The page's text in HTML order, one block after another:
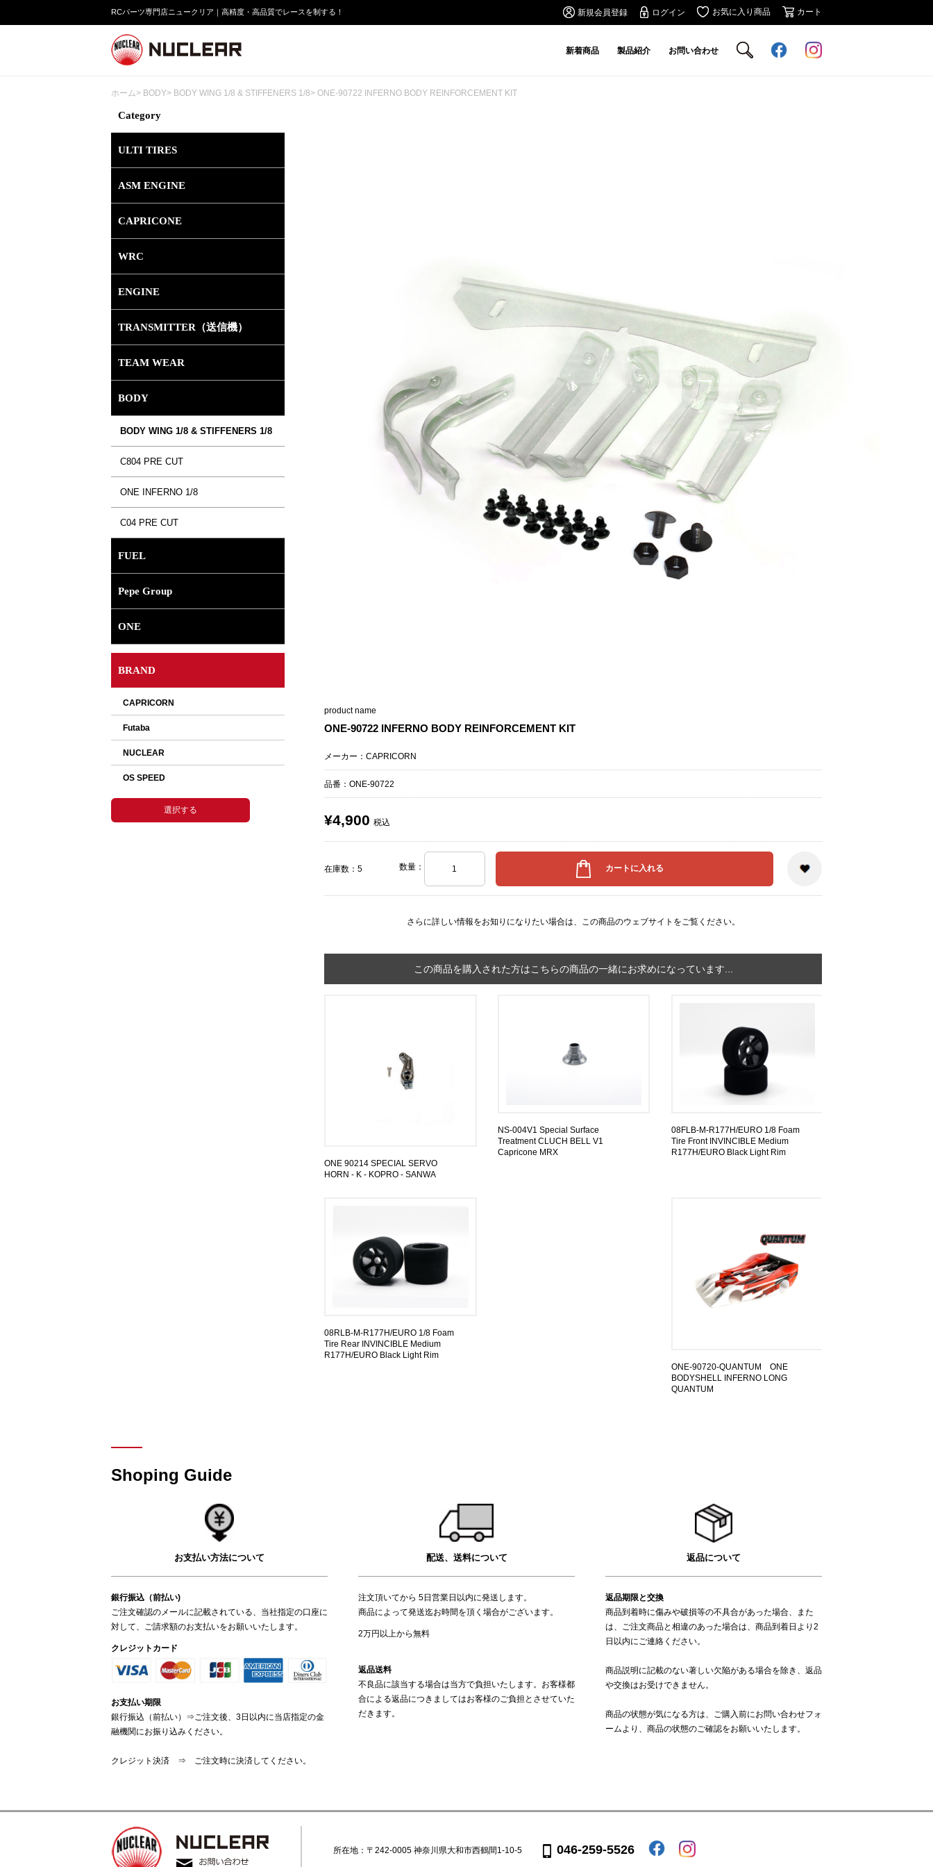
RCパーツ専門店ニュークリア｜高精度・高品質でレースを制する！ 新規会員登録 ログイン お気に入り商品 カート
新着商品 製品紹介 お問い合わせ
ホーム> BODY> BODY WING 1/8 & STIFFENERS 1/8> ONE-90722 INFERNO BODY REINFORCEMENT KIT
Category
ULTI TIRES
ASM ENGINE
CAPRICONE
WRC
ENGINE
TRANSMITTER（送信機）
TEAM WEAR
BODY
BODY WING 1/8 & STIFFENERS 1/8
C804 PRE CUT
ONE INFERNO 1/8
C04 PRE CUT
FUEL
Pepe Group
ONE
BRAND
product name
ONE-90722 INFERNO BODY REINFORCEMENT KIT
メーカー：CAPRICORN
品番：ONE-90722
¥4,900 税込
在庫数：5 数量：
さらに詳しい情報をお知りになりたい場合は、 この商品のウェブサイト をご覧ください。
この商品を購入された方はこちらの商品の一緒にお求めになっています...
ONE 90214 SPECIAL SERVO
HORN - K - KOPRO - SANWA
NS-004V1 Special Surface
Treatment CLUCH BELL V1
Capricone MRX
08FLB-M-R177H/EURO 1/8 Foam
Tire Front INVINCIBLE Medium
R177H/EURO Black Light Rim
08RLB-M-R177H/EURO 1/8 Foam
Tire Rear INVINCIBLE Medium
R177H/EURO Black Light Rim
ONE-90720-QUANTUM ONE
BODYSHELL INFERNO LONG
QUANTUM
Shoping Guide
お支払い方法について
銀行振込（前払い)
ご注文確認のメールに記載されている、当社指定の口座に
対して、ご請求額のお支払いをお願いいたします。
クレジットカード
お支払い期限
銀行振込（前払い）⇒ご注文後、3日以内に当店指定の金
融機関にお振り込みください。
クレジット決済 ⇒ ご注文時に決済してください。
配送、送料について
注文頂いてから 5日営業日以内に発送します。
商品によって発送迄お時間を頂く場合がございます。
2万円以上から無料
返品送料
不良品に該当する場合は当方で負担いたします。お客様都
合による返品につきましてはお客様のご負担とさせていた
だきます。
返品について
返品期限と交換
商品到着時に傷みや破損等の不具合があった場合、また
は、ご注文商品と相違のあった場合は、商品到着日より2
日以内にご連絡ください。
商品説明に記載のない著しい欠陥がある場合を除き、返品
や交換はお受けできません。
商品の状態が気になる方は、ご購入前にお問い合わせフォ
ームより、商品の状態のご確認をお願いいたします。
所在地：〒242-0005 神奈川県大和市西鶴間1-10-5 046-259-5526